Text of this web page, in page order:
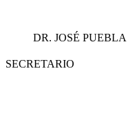
DR. JOSÉ PUEBLA
SECRETARIO